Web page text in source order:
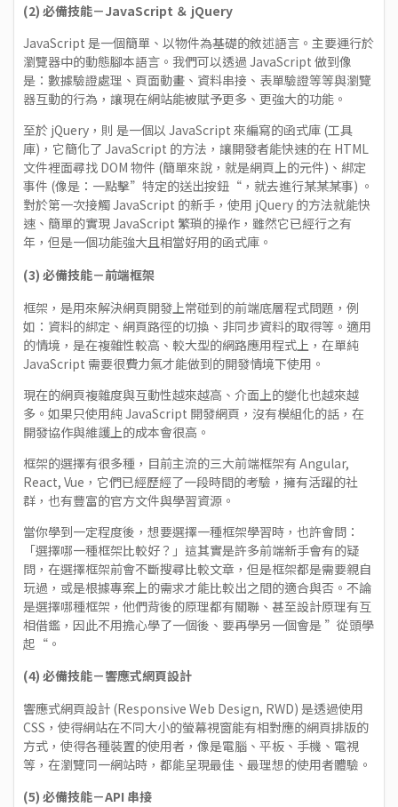
(2) 必備技能－JavaScript ＆ jQuery
JavaScript 是一個簡單、以物件為基礎的敘述語言。主要運行於
瀏覽器中的動態腳本語言。我們可以透過 JavaScript 做到像
是：數據驗證處理、頁面動畫、資料串接、表單驗證等等與瀏覽
器互動的行為，讓現在網站能被賦予更多、更強大的功能。
至於 jQuery，則 是一個以 JavaScript 來編寫的函式庫 (工具
庫)，它簡化了 JavaScript 的方法，讓開發者能快速的在 HTML
文件裡面尋找 DOM 物件 (簡單來說，就是網頁上的元件)、綁定
事件 (像是：一點擊”特定的送出按鈕“，就去進行某某某事) 。
對於第一次接觸 JavaScript 的新手，使用 jQuery 的方法就能快
速、簡單的實現 JavaScript 繁瑣的操作，雖然它已經行之有
年，但是一個功能強大且相當好用的函式庫。
(3) 必備技能－前端框架
框架，是用來解決網頁開發上常碰到的前端底層程式問題，例
如：資料的綁定、網頁路徑的切換、非同步資料的取得等。適用
的情境，是在複雜性較高、較大型的網路應用程式上，在單純
JavaScript 需要很費力氣才能做到的開發情境下使用。
現在的網頁複雜度與互動性越來越高、介面上的變化也越來越
多。如果只使用純 JavaScript 開發網頁，沒有模組化的話，在
開發協作與維護上的成本會很高。
框架的選擇有很多種，目前主流的三大前端框架有 Angular,
React, Vue，它們已經歷經了一段時間的考驗，擁有活躍的社
群，也有豐富的官方文件與學習資源。
當你學到一定程度後，想要選擇一種框架學習時，也許會問：
「選擇哪一種框架比較好？」這其實是許多前端新手會有的疑
問，在選擇框架前會不斷搜尋比較文章，但是框架都是需要親自
玩過，或是根據專案上的需求才能比較出之間的適合與否。不論
是選擇哪種框架，他們背後的原理都有關聯、甚至設計原理有互
相借鑑，因此不用擔心學了一個後、要再學另一個會是 ”從頭學
起“。
(4) 必備技能－響應式網頁設計
響應式網頁設計 (Responsive Web Design, RWD) 是透過使用
CSS，使得網站在不同大小的螢幕視窗能有相對應的網頁排版的
方式，使得各種裝置的使用者，像是電腦、平板、手機、電視
等，在瀏覽同一網站時，都能呈現最佳、最理想的使用者體驗。
(5) 必備技能－API 串接